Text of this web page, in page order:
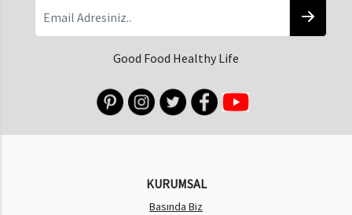
Good Food Healthy Life
KURUMSAL
Basında Biz